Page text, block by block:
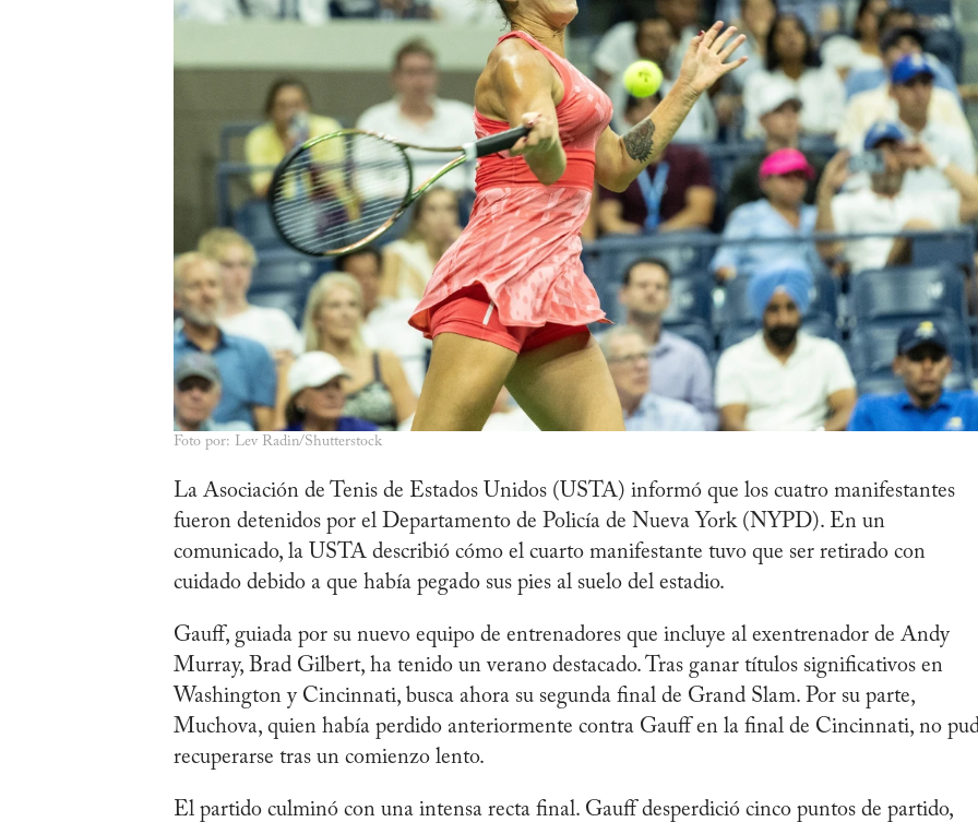
Foto por: Lev Radin/Shutterstock
La Asociación de Tenis de Estados Unidos (USTA) informó que los cuatro manifestantes
fueron detenidos por el Departamento de Policía de Nueva York (NYPD). En un
comunicado, la USTA describió cómo el cuarto manifestante tuvo que ser retirado con
cuidado debido a que había pegado sus pies al suelo del estadio.
Gauff, guiada por su nuevo equipo de entrenadores que incluye al exentrenador de Andy
Murray, Brad Gilbert, ha tenido un verano destacado. Tras ganar títulos significativos en
Washington y Cincinnati, busca ahora su segunda final de Grand Slam. Por su parte,
Muchova, quien había perdido anteriormente contra Gauff en la final de Cincinnati, no
recuperarse tras un comienzo lento.
El partido culminó con una intensa recta final. Gauff desperdició cinco puntos de partido,